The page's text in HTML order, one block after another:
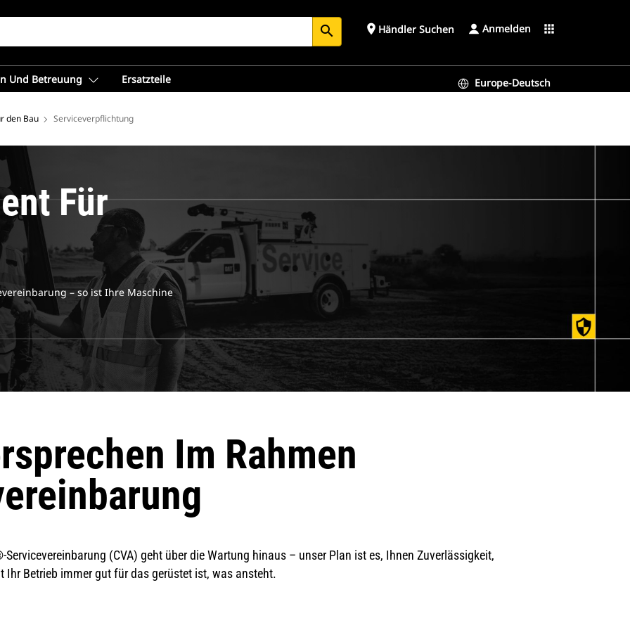
search place Händler Suchen Anmelden apps
Und Betreuung Ersatzteile Europe-Deutsch
den Bau Serviceverpflichtung
Für
– so ist Ihre Maschine
Im Rahmen
(CVA) geht über die Wartung hinaus – unser Plan ist es, Ihnen Zuverlässigkeit,
Ihr Betrieb immer gut für das gerüstet ist, was ansteht.